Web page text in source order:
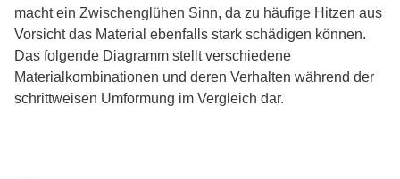
macht ein Zwischenglühen Sinn, da zu häufige Hitzen aus
Vorsicht das Material ebenfalls stark schädigen können.
Das folgende Diagramm stellt verschiedene
Materialkombinationen und deren Verhalten während der
schrittweisen Umformung im Vergleich dar.